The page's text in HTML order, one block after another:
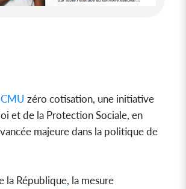
CMU zéro cotisation, une initiative
et de la Protection Sociale, en
majeure dans la politique de
République, la mesure
ayant fait 03 morts, A...